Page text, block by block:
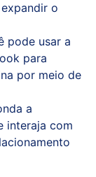
o
pode usar a
para
por meio de
a
interaja com